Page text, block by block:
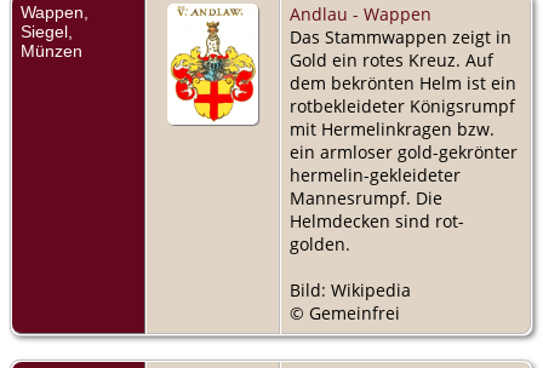
Wappen,
Siegel,
Münzen
Andlau - Wappen
Das Stammwappen zeigt in
Gold ein rotes Kreuz. Auf
dem bekrönten Helm ist ein
rotbekleideter Königsrumpf
mit Hermelinkragen bzw.
ein armloser gold-gekrönter
hermelin-gekleideter
Mannesrumpf. Die
Helmdecken sind rot-
golden.
Bild: Wikipedia
© Gemeinfrei